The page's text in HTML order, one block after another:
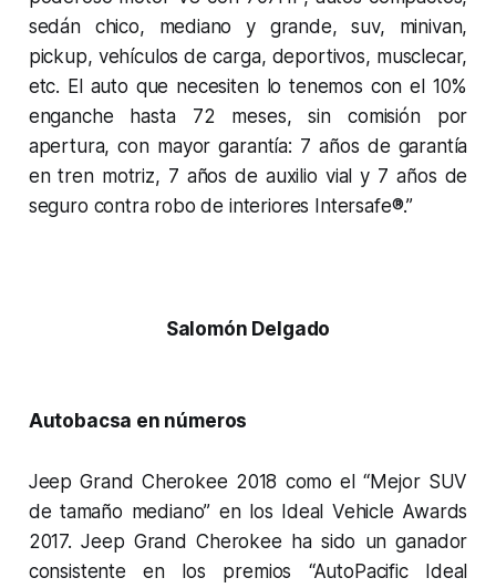
sedán chico, mediano y grande, suv, minivan,
pickup, vehículos de carga, deportivos, musclecar,
etc. El auto que necesiten lo tenemos con el 10%
enganche hasta 72 meses, sin comisión por
apertura, con mayor garantía: 7 años de garantía
en tren motriz, 7 años de auxilio vial y 7 años de
seguro contra robo de interiores Intersafe®.”
Salomón Delgado
Autobacsa en números
Jeep Grand Cherokee 2018 como el “Mejor SUV
de tamaño mediano” en los Ideal Vehicle Awards
2017. Jeep Grand Cherokee ha sido un ganador
consistente en los premios “AutoPacific Ideal